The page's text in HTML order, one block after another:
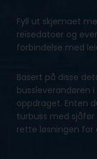
Fyll ut skjemaet
reisedatoer og
forbindelse med
Basert på disse
bussleverandøren
oppdraget. Enten
turbuss med sjåfør
rette løsningen for